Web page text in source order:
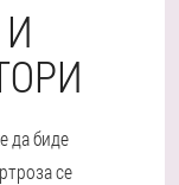
да биде
се